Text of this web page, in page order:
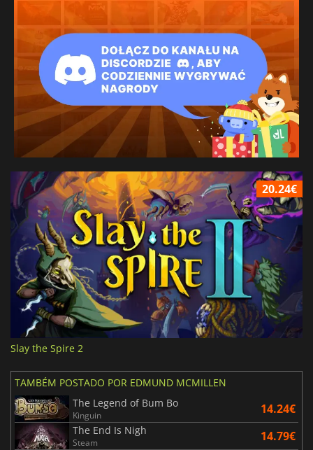
20.24€
Slay the Spire 2
TAMBÉM POSTADO POR EDMUND MCMILLEN
The Legend of Bum Bo
Kinguin 14.24€
The End Is Nigh
Steam 14.79€